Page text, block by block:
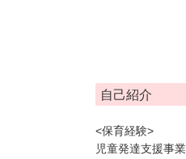
自己紹介
<保育経験>
児童発達支援事